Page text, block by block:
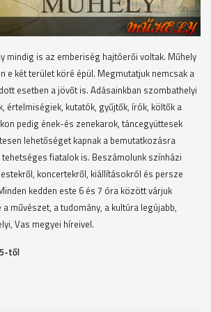
mindig is az emberiség hajtóerői voltak. Műhely
e két terület köré épül. Megmutatjuk nemcsak a
esetben a jövőt is. Adásainkban szombathelyi
értelmiségiek, kutatók, gyűjtők, írók, költők a
pedig ének-és zenekarok, táncegyüttesek
lehetőséget kapnak a bemutatkozásra
fiatalok is. Beszámolunk színházi
koncertekről, kiállításokról és persze
kedden este 6 és 7 óra között várjuk
a művészet, a tudomány, a kultúra legújabb,
Vas megyei híreivel.
től